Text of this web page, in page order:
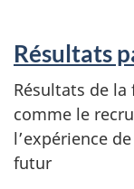
Résultats
Résultats de
comme le
l’expérience
futur